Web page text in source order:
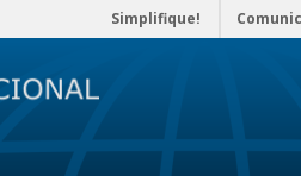
Simplifique!